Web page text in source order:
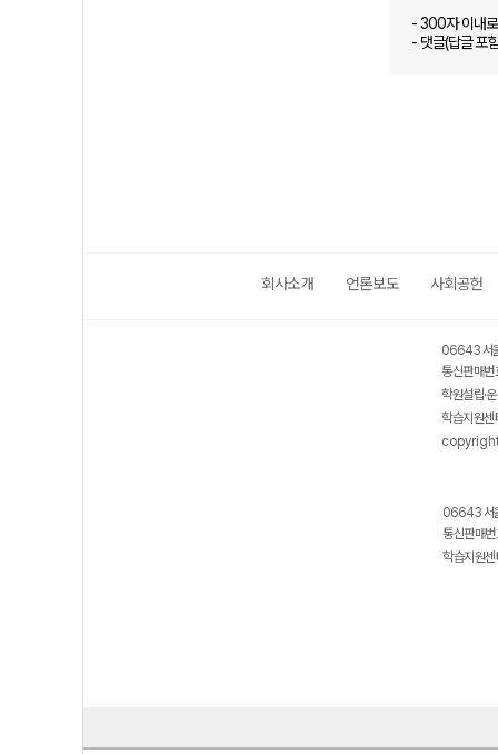
- 300자 이내
- 댓글(답글 포
회사소개 언론보도 사회공헌
06643 서
통신판매
학원설립·
학습지원
06643 서
통신판매
학습지원